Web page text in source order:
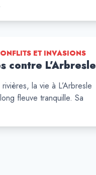
ET INVASIONS
contre L’Arbresle
la vie à L’Arbresle
fleuve tranquille. Sa